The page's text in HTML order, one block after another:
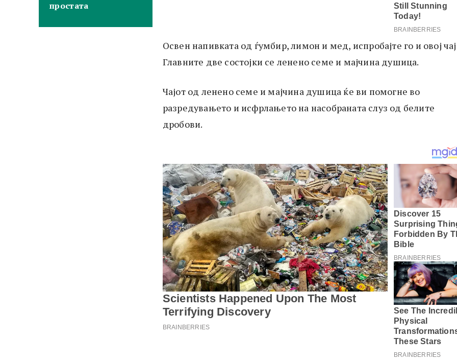
простата
Освен напивката од ѓумбир, лимон и мед, испробајте го и овој
Главните две состојки се ленено семе и мајчина душица.
Чајот од ленено семе и мајчина душица ќе ви помогне во
разредувањето и исфрлањето на насобраната слуз од белите
дробови.